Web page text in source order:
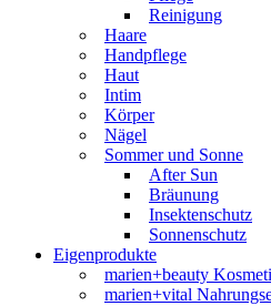
Reinigung
Haare
Handpflege
Haut
Intim
Körper
Nägel
Sommer und Sonne
After Sun
Bräunung
Insektenschutz
Sonnenschutz
Eigenprodukte
marien+beauty
marien+vital